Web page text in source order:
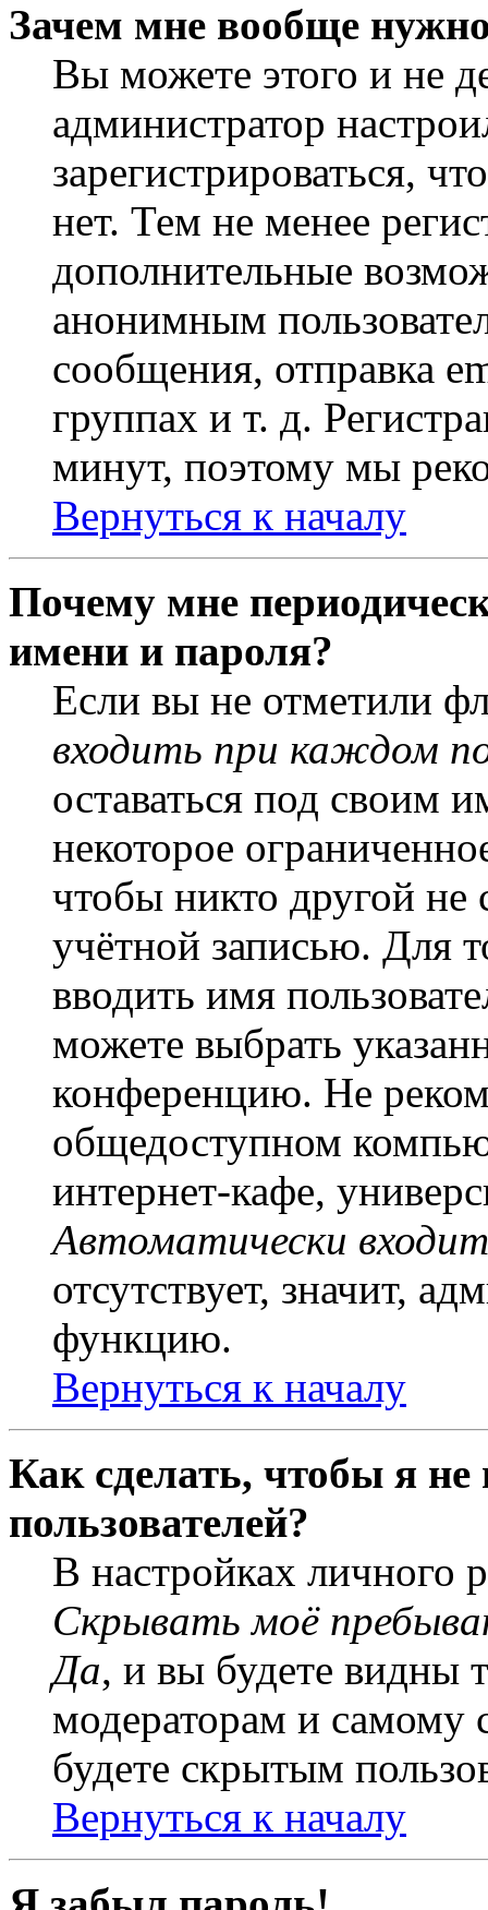
Зачем мне вообще
Вы можете этого и не
администратор
зарегистрироваться,
нет. Тем не менее
дополнительные
анонимным
сообщения, отправка
группах и т. д.
минут, поэтому мы
Вернуться к началу
Почему мне
имени и пароля?
Если вы не отметили
входить при каждом
оставаться под своим
некоторое
чтобы никто другой не
учётной записью. Для
вводить имя
можете выбрать
конференцию. Не
общедоступном
интернет-кафе,
Автоматически
отсутствует, значит,
функцию.
Вернуться к началу
Как сделать, чтобы я
пользователей?
В настройках личного
Скрывать моё
Да, и вы будете видны
модераторам и самому
будете скрытым
Вернуться к началу